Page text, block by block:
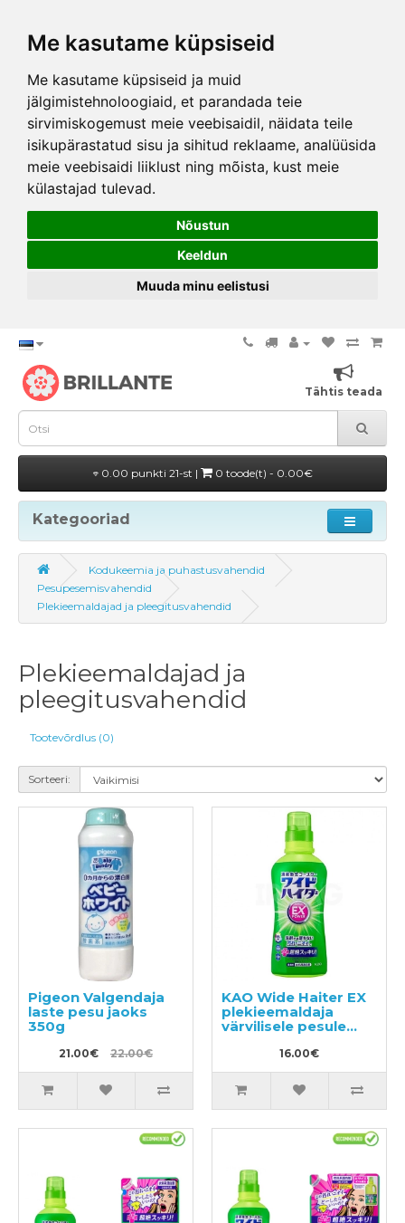
Me kasutame küpsiseid
Me kasutame küpsiseid ja muid
jälgimistehnoloogiaid, et parandada teie
sirvimiskogemust meie veebisaidil, näidata teile
isikupärastatud sisu ja sihitud reklaame, analüüsida
meie veebisaidi liiklust ning mõista, kust meie
külastajad tulevad.
Nõustun
Keeldun
Muuda minu eelistusi
Tähtis teada
0.00 punkti 21-st | 0 toode(t) - 0.00€
Kategooriad
Kodukeemia ja puhastusvahendid
Pesupesemisvahendid
Plekieemaldajad ja pleegitusvahendid
Plekieemaldajad ja
pleegitusvahendid
Tootevõrdlus (0)
Sorteeri:
Pigeon Valgendaja
laste pesu jaoks
350g
21.00€ 22.00€
KAO Wide Haiter EX
plekieemaldaja
värvilisele pesule
16.00€